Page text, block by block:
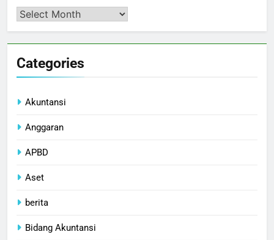
Arsip
Categories
Akuntansi
Anggaran
APBD
Aset
berita
Bidang Akuntansi